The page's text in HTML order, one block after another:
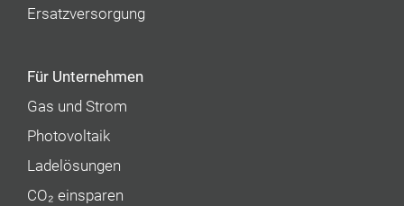
Ersatzversorgung
Für Unternehmen
Gas und Strom
Photovoltaik
Ladelösungen
CO₂ einsparen